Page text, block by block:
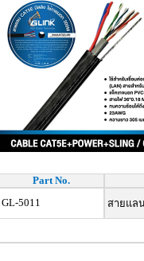
Part No.
GL-5011
สายแล